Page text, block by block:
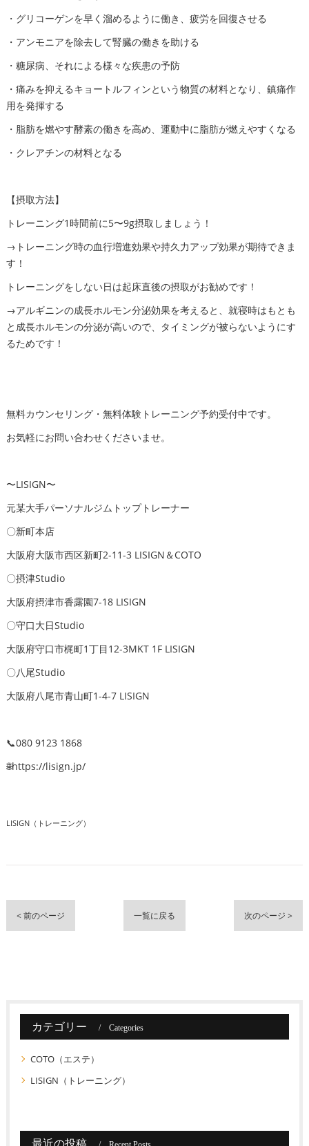
・グリコーゲンを早く溜めるように働き、疲労を回復させる
・アンモニアを除去して腎臓の働きを助ける
・糖尿病、それによる様々な疾患の予防
・痛みを抑えるキョートルフィンという物質の材料となり、鎮痛作
用を発揮する
・脂肪を燃やす酵素の働きを高め、運動中に脂肪が燃えやすくなる
・クレアチンの材料となる
【摂取方法】
トレーニング1時間前に5〜9g摂取しましょう！
→トレーニング時の血行増進効果や持久力アップ効果が期待できま
す！
トレーニングをしない日は起床直後の摂取がお勧めです！
→アルギニンの成長ホルモン分泌効果を考えると、就寝時はもとも
と成長ホルモンの分泌が高いので、タイミングが被らないようにす
るためです！
無料カウンセリング・無料体験トレーニング予約受付中です。
お気軽にお問い合わせくださいませ。
〜LISIGN〜
元某大手パーソナルジムトップトレーナー
〇新町本店
大阪府大阪市西区新町2-11-3 LISIGN＆COTO
〇摂津Studio
大阪府摂津市香露園7-18 LISIGN
〇守口大日Studio
大阪府守口市梶町1丁目12-3MKT 1F LISIGN
〇八尾Studio
大阪府八尾市青山町1-4-7 LISIGN
📞080 9123 1868
🌐https://lisign.jp/
LISIGN（トレーニング）
< 前のページ 一覧に戻る 次のページ >
カテゴリー Categories
COTO（エステ）
LISIGN（トレーニング）
最近の投稿